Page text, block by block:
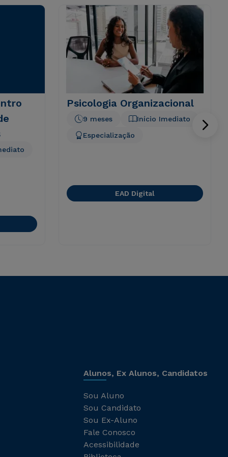
Psicologia Organizacional
Início Imediato
9 meses
Especialização
EAD Digital
Alunos, Ex Alunos, Candidatos
Sou Aluno
Sou Candidato
Sou Ex-Aluno
Fale Conosco
Acessibilidade